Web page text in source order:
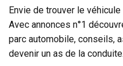
Envie de trouver le
Avec annonces n°1
parc automobile, conseils,
devenir un as de la conduite.